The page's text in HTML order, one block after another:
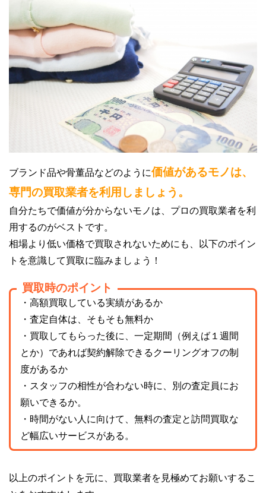
ブランド品や骨董品などのように価値があるモノは、
専門の買取業者を利用しましょう。
自分たちで価値が分からないモノは、プロの買取業者を利
用するのがベストです。
相場より低い価格で買取されないためにも、以下のポイン
トを意識して買取に臨みましょう！
買取時のポイント
・高額買取している実績があるか
・査定自体は、そもそも無料か
・買取してもらった後に、一定期間（例えば１週間
とか）であれば契約解除できるクーリングオフの制
度があるか
・スタッフの相性が合わない時に、別の査定員にお
願いできるか。
・時間がない人に向けて、無料の査定と訪問買取な
ど幅広いサービスがある。
以上のポイントを元に、買取業者を見極めてお願いするこ